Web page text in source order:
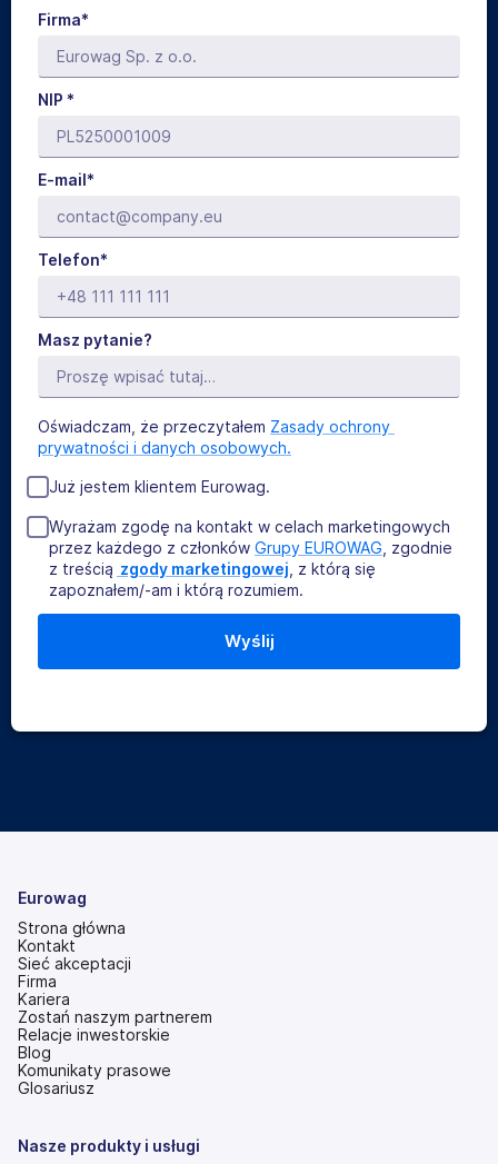
Firma*
NIP *
E-mail*
Telefon*
Masz pytanie?
Oświadczam, że przeczytałem Zasady ochrony
prywatności i danych osobowych.
Już jestem klientem Eurowag.
Wyrażam zgodę na kontakt w celach marketingowych
przez każdego z członków Grupy EUROWAG , zgodnie
z treścią zgody marketingowej , z którą się
zapoznałem/-am i którą rozumiem.
Eurowag
Strona główna
Kontakt
Sieć akceptacji
Firma
Kariera
Zostań naszym partnerem
Relacje inwestorskie
(otwiera
się
w
Blog
Komunikaty prasowe
Glosariusz
Nasze produkty i usługi